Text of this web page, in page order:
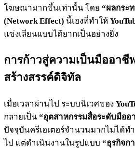
โฆษณามากขึ้นเท่านั้น โดย “ผลกระ
(Network Effect) นี้เองที่ทำให้
แข่งเลียนแบบได้ยากเป็นอย่างยิ่ง
การก้าวสู่ความเป็นมืออาชี
สร้างสรรค์ดิจิทัล
เมื่อเวลาผ่านไป ระบบนิเวศของ
กลายเป็น “อุตสาหกรรมสื่อระดับมืออ
ปัจจุบันครีเอเตอร์จำนวนมากไม่ได้ท
ไป แต่ดำเนินงานในรูปแบบ “ธุรกิจก